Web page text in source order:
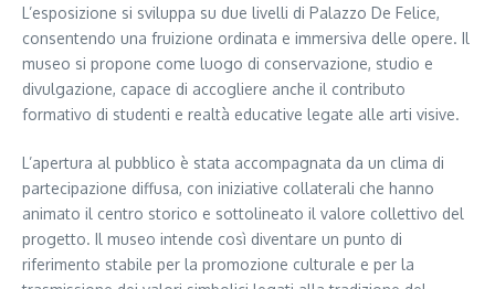
L’esposizione si sviluppa su due livelli di Palazzo De Felice,
consentendo una fruizione ordinata e immersiva delle opere. Il
museo si propone come luogo di conservazione, studio e
divulgazione, capace di accogliere anche il contributo
formativo di studenti e realtà educative legate alle arti visive.
L’apertura al pubblico è stata accompagnata da un clima di
partecipazione diffusa, con iniziative collaterali che hanno
animato il centro storico e sottolineato il valore collettivo del
progetto. Il museo intende così diventare un punto di
riferimento stabile per la promozione culturale e per la